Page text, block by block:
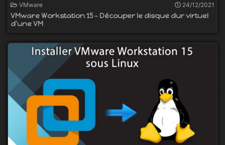
VMware 24/12/2021
VMware Workstation 15 - Découper le disque dur virtuel
d'une VM